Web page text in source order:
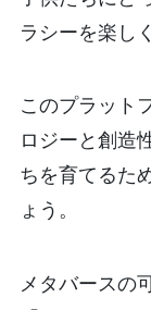
ラシーを楽し
このプラット
ロジーと創造
ちを育てるた
ょう。
メタバースの